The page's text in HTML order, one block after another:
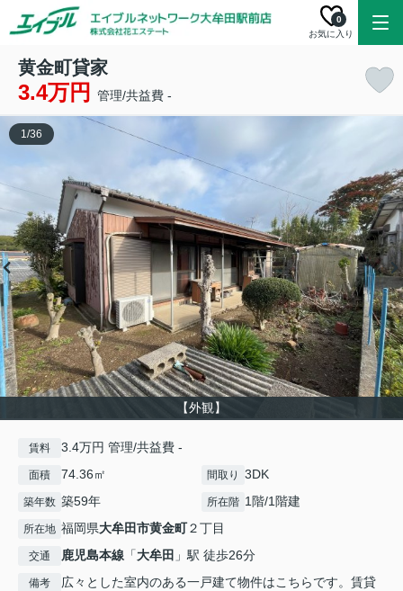
お気に入り
0
黄金町貸家
3.4万円 管理/共益費 -
【外観】
1/36
賃料 3.4万円 管理/共益費 -
面積 74.36㎡ 間取り 3DK
築年数 築59年 所在階 1階/1階建
所在地 福岡県大牟田市黄金町２丁目
交通 鹿児島本線 「大牟田 」駅 徒歩26分
備考
広々とした室内のある一戸建て物件はこちらです。賃貸